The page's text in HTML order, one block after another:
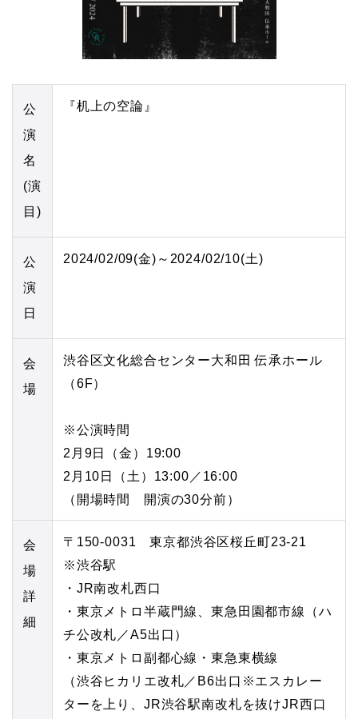
公
演
名
(演
目)
『机上の空論』
公
演
日
2024/02/09(金)～2024/02/10(土)
会
場
渋谷区文化総合センター大和田 伝承ホール
（6F）
※公演時間
2月9日（金）19:00
2月10日（土）13:00／16:00
（開場時間 開演の30分前）
会
場
詳
細
〒150-0031 東京都渋谷区桜丘町23-21
※渋谷駅
・JR南改札西口
・東京メトロ半蔵門線、東急田園都市線（ハ
チ公改札／A5出口）
・東京メトロ副都心線・東急東横線
（渋谷ヒカリエ改札／B6出口※エスカレー
ターを上り、JR渋谷駅南改札を抜けJR西口